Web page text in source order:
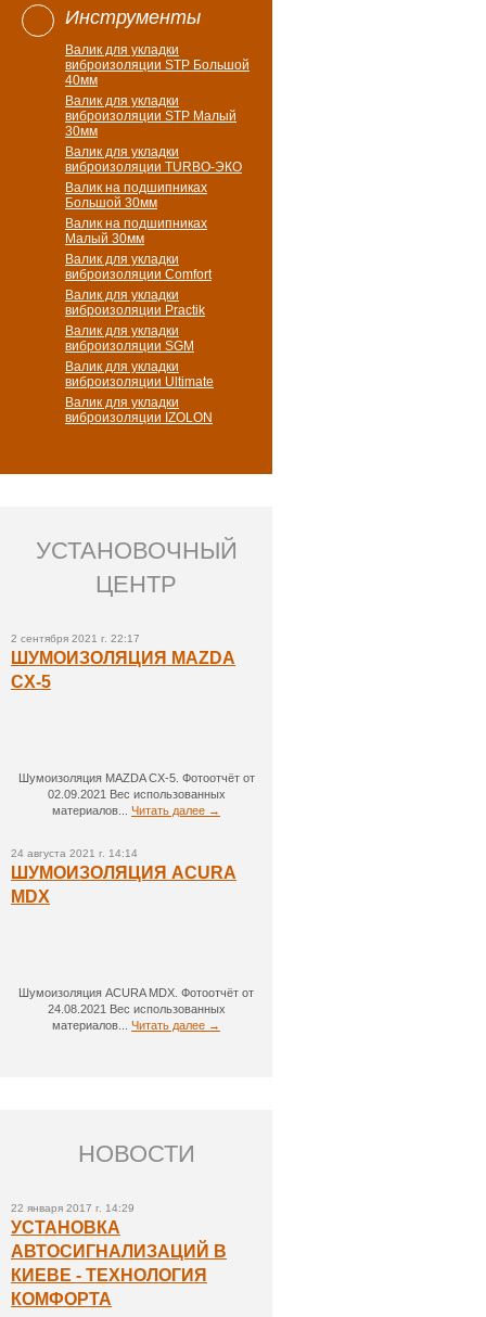
Инструменты
Валик для укладки
виброизоляции STP Большой
40мм
Валик для укладки
виброизоляции STP Малый
30мм
Валик для укладки
виброизоляции TURBO-ЭКО
Валик на подшипниках
Большой 30мм
Валик на подшипниках
Малый 30мм
Валик для укладки
виброизоляции Comfort
Валик для укладки
виброизоляции Practik
Валик для укладки
виброизоляции SGM
Валик для укладки
виброизоляции Ultimate
Валик для укладки
виброизоляции IZOLON
УСТАНОВОЧНЫЙ
ЦЕНТР
2 сентября 2021 г. 22:17
ШУМОИЗОЛЯЦИЯ MAZDA
CX-5
Шумоизоляция MAZDA CX-5. Фотоотчёт от
02.09.2021 Вес использованных
материалов... Читать далее →
24 августа 2021 г. 14:14
ШУМОИЗОЛЯЦИЯ ACURA
MDX
Шумоизоляция ACURA MDX. Фотоотчёт от
24.08.2021 Вес использованных
материалов... Читать далее →
НОВОСТИ
22 января 2017 г. 14:29
УСТАНОВКА
АВТОСИГНАЛИЗАЦИЙ В
КИЕВЕ - ТЕХНОЛОГИЯ
КОМФОРТА